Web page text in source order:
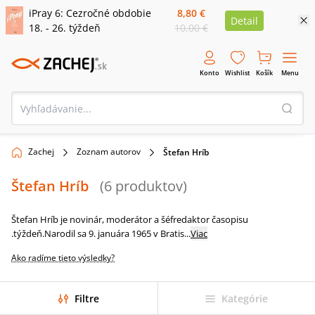
iPray 6: Cezročné obdobie
18. - 26. týždeň
8,80 €
10,00 €
Detail
Konto Wishlist Košík Menu
Zachej Zoznam autorov Štefan Hríb
Štefan Hríb (6 produktov)
Štefan Hríb je novinár, moderátor a šéfredaktor časopisu
.týždeň.Narodil sa 9. januára 1965 v Bratis...Viac
Ako radíme tieto výsledky?
Filtre Kategórie